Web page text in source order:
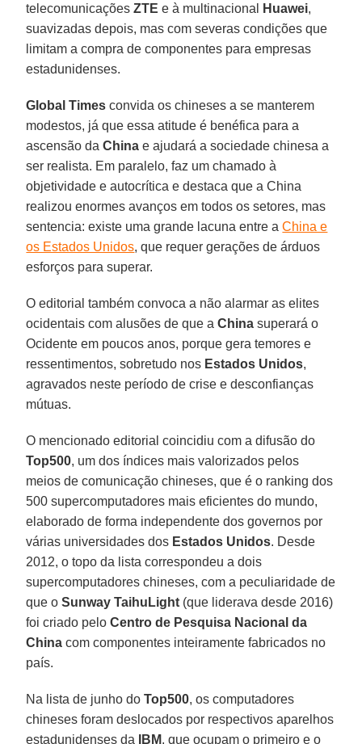
telecomunicaçõesZTE e à multinacional Huawei,
suavizadas depois, mas com severas condições que
limitam a compra de componentes para empresas
estadunidenses.
Global Times convida os chineses a se manterem
modestos, já que essa atitude é benéfica para a
ascensão daChina e ajudará a sociedade chinesa a
ser realista. Em paralelo, faz um chamado à
objetividade e autocrítica e destaca que a China
realizou enormes avanços em todos os setores, mas
sentencia: existe uma grande lacuna entre aChina e
os Estados Unidos, que requer gerações de árduos
esforços para superar.
O editorial também convoca a não alarmar as elites
ocidentais com alusões de que aChina superará o
Ocidente em poucos anos, porque gera temores e
ressentimentos, sobretudo nos Estados Unidos,
agravados neste período de crise e desconfianças
mútuas.
O mencionado editorial coincidiu com a difusão do
Top500, um dos índices mais valorizados pelos
meios de comunicação chineses, que é o ranking dos
500 supercomputadores mais eficientes do mundo,
elaborado de forma independente dos governos por
várias universidades dos Estados Unidos. Desde
2012, o topo da lista correspondeu a dois
supercomputadores chineses, com a peculiaridade de
que oSunway TaihuLight (que liderava desde 2016)
foi criado peloCentro de Pesquisa Nacional da
China com componentes inteiramente fabricados no
país.
Na lista de junho doTop500, os computadores
chineses foram deslocados por respectivos aparelhos
estadunidenses da
IBM, que ocupam o primeiro e o